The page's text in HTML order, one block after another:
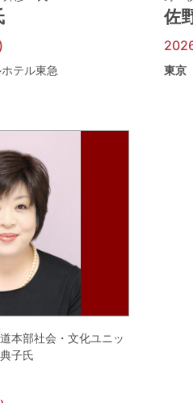
テル東急
佐
東京
本部社会・文化ユニッ
子氏